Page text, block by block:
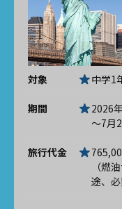
対象 中学1
期間
2026
～7月
旅行代金
（燃
途、必